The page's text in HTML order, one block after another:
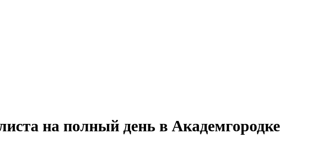
на полный день в Академгородке